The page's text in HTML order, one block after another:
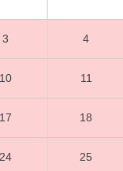
3 4
10 11
17 18
24 25